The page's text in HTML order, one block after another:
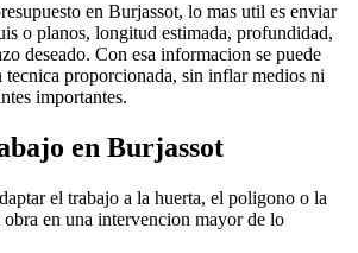
en Burjassot, lo mas util es enviar
o planos, longitud estimada, profundidad,
deseado. Con esa informacion se puede
tecnica proporcionada, sin inflar medios ni
importantes.
en Burjassot
el trabajo a la huerta, el poligono o la
en una intervencion mayor de lo